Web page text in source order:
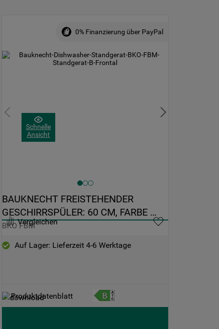
Schnelle
Ansicht
0% Finanzierung über PayPal
Vergleichen
BAUKNECHT FREISTEHENDER
GESCHIRRSPÜLER: 60 CM, FARBE
EDELSTAHL - BKO FBM
BKO FBM
Auf Lager: Lieferzeit 4-6 Werktage
Produktdatenblatt